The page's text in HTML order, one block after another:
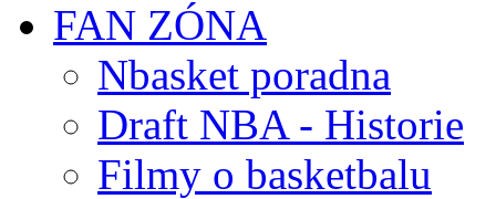
FAN ZÓNA
Nbasket poradna
Draft NBA - Historie
Filmy o basketbalu